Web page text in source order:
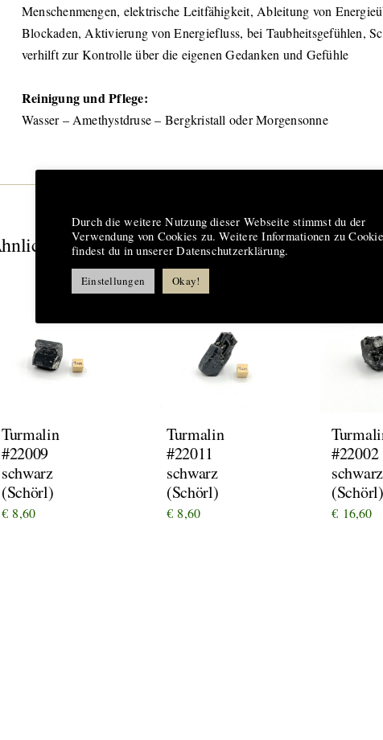
Menschenmengen, elektrische Leitfähigkeit, Ableitung von
Blockaden, Aktivierung von Energiefluss, bei Taubheitsgefühlen,
verhilft zur Kontrolle über die eigenen Gedanken und Gefühle
Reinigung und Pflege:
Wasser – Amethystdruse – Bergkristall oder Morgensonne
Produkte
Turmalin
#22009
schwarz
(Schörl)
€ 8,60
Turmalin
#22011
schwarz
(Schörl)
€ 8,60
#22002
schwarz
(Schörl)
€ 16,60
Durch die weitere Nutzung dieser Webseite stimmst du der
Verwendung von Cookies zu. Weitere Informationen zu
findest du in unserer Datenschutzerklärung.
Einstellungen Okay!